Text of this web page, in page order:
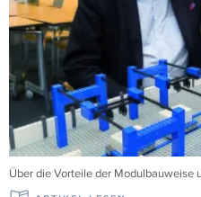
Über die Vorteile der Modulbauweise